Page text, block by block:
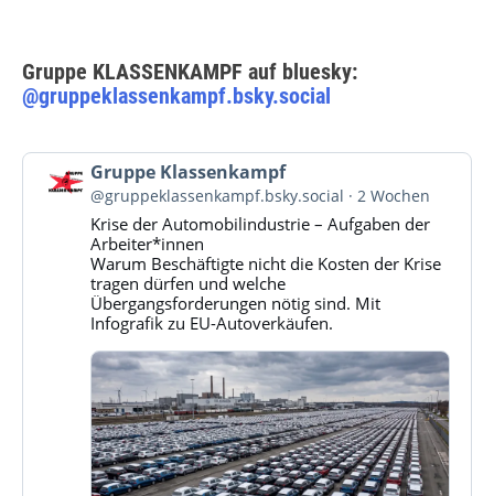
Gruppe KLASSENKAMPF auf bluesky:
@gruppeklassenkampf.bsky.social
Beitrag
von
Gruppe
Klassenkampf
Bluesky
ansehen
Gruppe Klassenkampf
@gruppeklassenkampf.bsky.social 2 Wochen
Krise der Automobilindustrie – Aufgaben der
Arbeiter*innen
Warum Beschäftigte nicht die Kosten der Krise
tragen dürfen und welche
Übergangsforderungen nötig sind. Mit
Infografik zu EU-Autoverkäufen.